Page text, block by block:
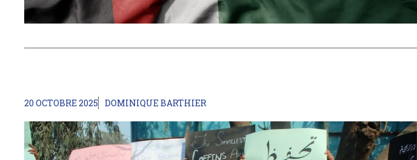
20 OCTOBRE 2025 DOMINIQUE BARTHIER